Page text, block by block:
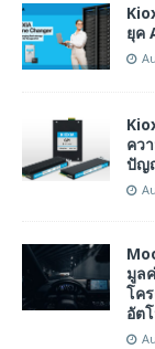
ยุค
คว
ปัญ
มูล
โค
อัต